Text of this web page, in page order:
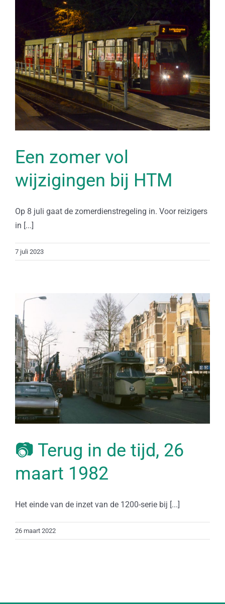
Een zomer vol
wijzigingen bij HTM
Op 8 juli gaat de zomerdienstregeling in. Voor reizigers
in [...]
7 juli 2023
📷 Terug in de tijd, 26
maart 1982
Het einde van de inzet van de 1200-serie bij [...]
26 maart 2022